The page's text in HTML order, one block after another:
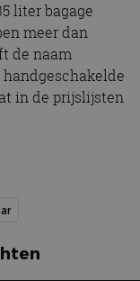
liter bagage
meer dan
de naam
handgeschakelde
in de prijslijsten